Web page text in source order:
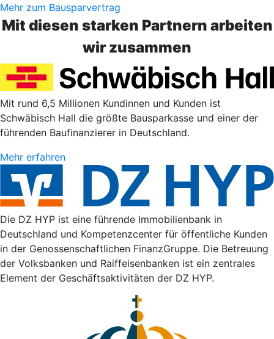
Mehr zum Bausparvertrag
Mit diesen starken Partnern arbeiten
wir zusammen
Mit rund 6,5 Millionen Kundinnen und Kunden ist
Schwäbisch Hall die größte Bausparkasse und einer der
führenden Baufinanzierer in Deutschland.
Mehr erfahren
Die DZ HYP ist eine führende Immobilienbank in
Deutschland und Kompetenzcenter für öffentliche Kunden
in der Genossenschaftlichen FinanzGruppe. Die Betreuung
der Volksbanken und Raiffeisenbanken ist ein zentrales
Element der Geschäftsaktivitäten der DZ HYP.